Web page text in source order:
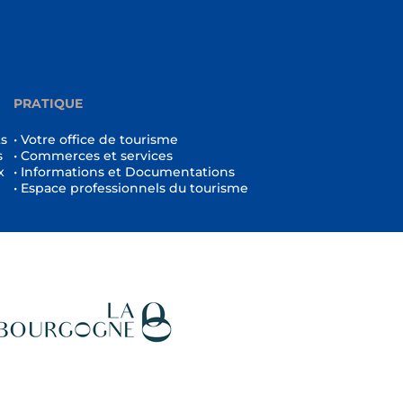
PRATIQUE
• Votre office de tourisme
• Commerces et services
• Informations et Documentations
• Espace professionnels du tourisme